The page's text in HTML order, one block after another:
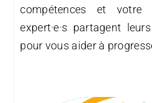
compétences et votre
expert·e·s partagent
pour vous aider à